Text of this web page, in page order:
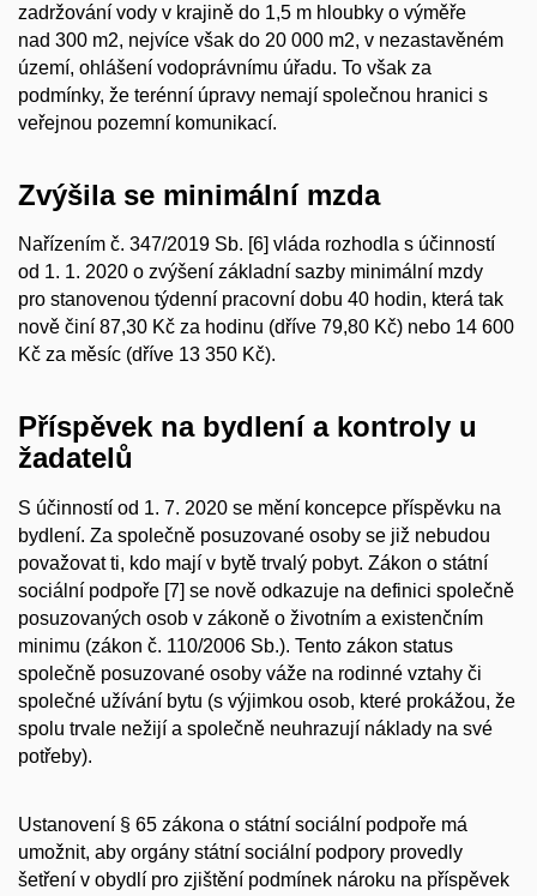
zadržování vody v krajině do 1,5 m hloubky o výměře
nad 300 m2, nejvíce však do 20 000 m2, v nezastavěném
území, ohlášení vodoprávnímu úřadu. To však za
podmínky, že terénní úpravy nemají společnou hranici s
veřejnou pozemní komunikací.
Zvýšila se minimální mzda
Nařízením č. 347/2019 Sb. [6] vláda rozhodla s účinností
od 1. 1. 2020 o zvýšení základní sazby minimální mzdy
pro stanovenou týdenní pracovní dobu 40 hodin, která tak
nově činí 87,30 Kč za hodinu (dříve 79,80 Kč) nebo 14 600
Kč za měsíc (dříve 13 350 Kč).
Příspěvek na bydlení a kontroly u
žadatelů
S účinností od 1. 7. 2020 se mění koncepce příspěvku na
bydlení. Za společně posuzované osoby se již nebudou
považovat ti, kdo mají v bytě trvalý pobyt. Zákon o státní
sociální podpoře [7] se nově odkazuje na definici společně
posuzovaných osob v zákoně o životním a existenčním
minimu (zákon č. 110/2006 Sb.). Tento zákon status
společně posuzované osoby váže na rodinné vztahy či
společné užívání bytu (s výjimkou osob, které prokážou, že
spolu trvale nežijí a společně neuhrazují náklady na své
potřeby).
Ustanovení § 65 zákona o státní sociální podpoře má
umožnit, aby orgány státní sociální podpory provedly
šetření v obydlí pro zjištění podmínek nároku na příspěvek